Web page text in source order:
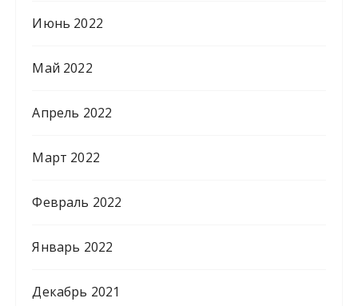
Июнь 2022
Май 2022
Апрель 2022
Март 2022
Февраль 2022
Январь 2022
Декабрь 2021